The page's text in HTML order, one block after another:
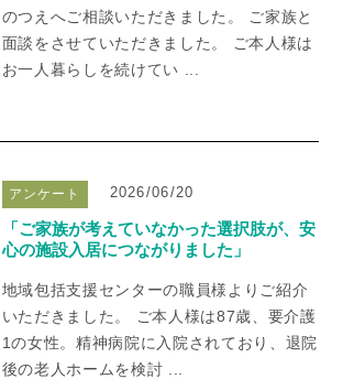
のつえへご相談いただきました。 ご家族と
面談をさせていただきました。 ご本人様は
お一人暮らしを続けてい ...
アンケート 2026/06/20
「ご家族が考えていなかった選択肢が、安
心の施設入居につながりました」
地域包括支援センターの職員様よりご紹介
いただきました。 ご本人様は87歳、要介護
1の女性。精神病院に入院されており、退院
後の老人ホームを検討 ...